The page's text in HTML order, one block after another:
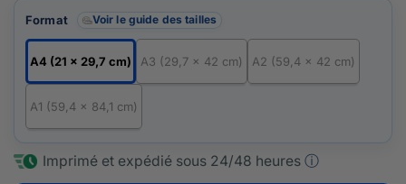
Format Voir le guide des tailles
A4 (21 x 29,7 cm) A3 (29,7 x 42 cm) A2 (59,4 x 42 cm)
A1 (59,4 x 84,1 cm)
Imprimé et expédié sous 24/48 heures ⓘ